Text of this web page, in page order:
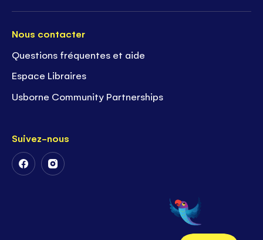
Nous contacter
Questions fréquentes et aide
Espace Libraires
Usborne Community Partnerships
Suivez-nous
Suivez-Suivez-